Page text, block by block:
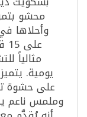
محشو
وأحلاها
مثالياً
يومية.
على حشوة
وملمس ناعم